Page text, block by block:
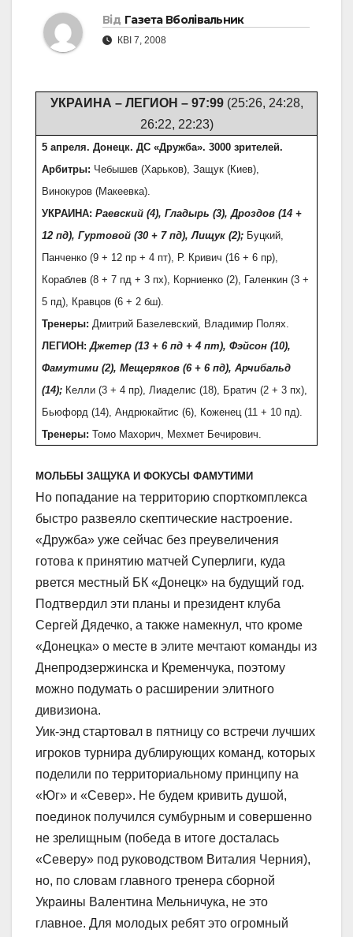
Від Газета Вболівальник
КВІ 7, 2008
УКРАИНА – ЛЕГИОН – 97:99 (25:26, 24:28,
26:22, 22:23)
5 апреля. Донецк. ДС «Дружба». 3000 зрителей.
Арбитры: Чебышев (Харьков), Защук (Киев),
Винокуров (Макеевка).
УКРАИНА: Раевский (4), Гладырь (3), Дроздов (14 +
12 пд), Гуртовой (30 + 7 пд), Лищук (2); Буцкий,
Панченко (9 + 12 пр + 4 пт), Р. Кривич (16 + 6 пр),
Кораблев (8 + 7 пд + 3 пх), Корниенко (2), Галенкин (3 +
5 пд), Кравцов (6 + 2 бш).
Тренеры: Дмитрий Базелевский, Владимир Полях.
ЛЕГИОН: Джетер (13 + 6 пд + 4 пт), Фэйсон (10),
Фамутими (2), Мещеряков (6 + 6 пд), Арчибальд
(14); Келли (3 + 4 пр), Лиаделис (18), Братич (2 + 3 пх),
Бьюфорд (14), Андрюкайтис (6), Коженец (11 + 10 пд).
Тренеры: Томо Махорич, Мехмет Бечирович.
МОЛЬБЫ ЗАЩУКА И ФОКУСЫ ФАМУТИМИ
Но попадание на территорию спорткомплекса
быстро развеяло скептические настроение.
«Дружба» уже сейчас без преувеличения
готова к принятию матчей Суперлиги, куда
рвется местный БК «Донецк» на будущий год.
Подтвердил эти планы и президент клуба
Сергей Дядечко, а также намекнул, что кроме
«Донецка» о месте в элите мечтают команды из
Днепродзержинска и Кременчука, поэтому
можно подумать о расширении элитного
дивизиона.
Уик-энд стартовал в пятницу со встречи лучших
игроков турнира дублирующих команд, которых
поделили по территориальному принципу на
«Юг» и «Север». Не будем кривить душой,
поединок получился сумбурным и совершенно
не зрелищным (победа в итоге досталась
«Северу» под руководством Виталия Черния),
но, по словам главного тренера сборной
Украины Валентина Мельничука, не это
главное. Для молодых ребят это огромный